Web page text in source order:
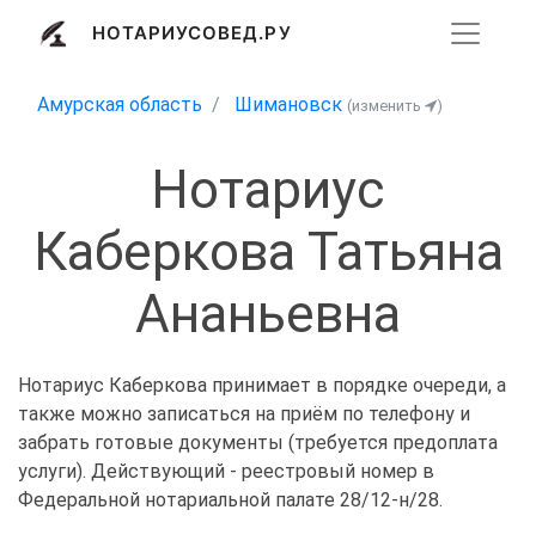
НОТАРИУСОВЕД.РУ
Амурская область Шимановск (изменить )
Нотариус
Каберкова Татьяна
Ананьевна
Нотариус Каберкова принимает в порядке очереди, а
также можно записаться на приём по телефону и
забрать готовые документы (требуется предоплата
услуги). Действующий - реестровый номер в
Федеральной нотариальной палате 28/12-н/28.